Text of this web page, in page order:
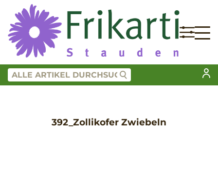
392_Zollikofer Zwiebeln